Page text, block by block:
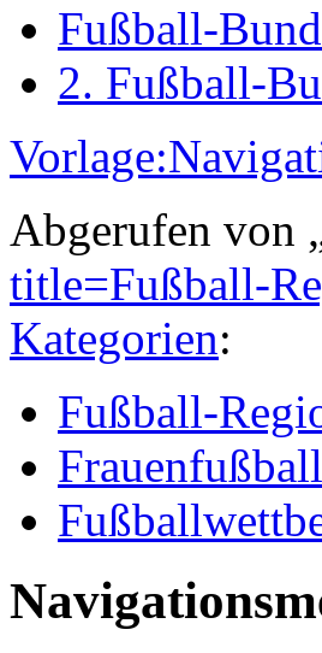
Fußball-
2. Fußball-
Abgerufen von
title=Fußball-
Kategorien:
Fußball-
Frauenfußball